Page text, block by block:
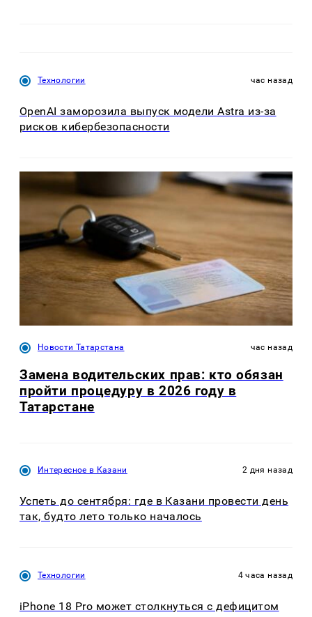
Технологии час назад
OpenAI заморозила выпуск модели Astra из-за
рисков кибербезопасности
Новости Татарстана час назад
Замена водительских прав: кто обязан
пройти процедуру в 2026 году в
Татарстане
Интересное в Казани 2 дня назад
Успеть до сентября: где в Казани провести день
так, будто лето только началось
Технологии 4 часа назад
iPhone 18 Pro может столкнуться с дефицитом